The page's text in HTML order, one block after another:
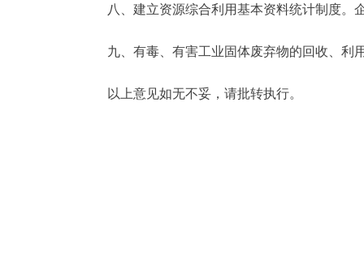
八、建立资源综合利用基本资料统计制度。
九、有毒、有害工业固体废弃物的回收、利
以上意见如无不妥，请批转执行。